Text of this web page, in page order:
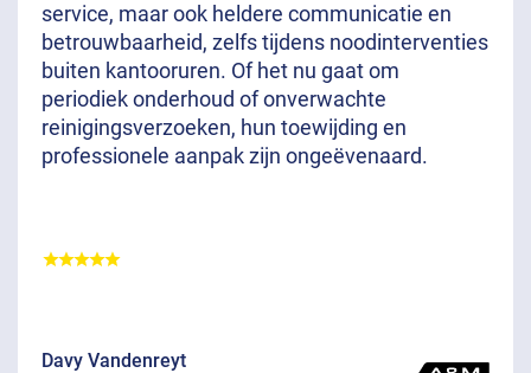
service, maar ook heldere communicatie en
betrouwbaarheid, zelfs tijdens noodinterventies
buiten kantooruren. Of het nu gaat om
periodiek onderhoud of onverwachte
reinigingsverzoeken, hun toewijding en
professionele aanpak zijn ongeëvenaard.
Davy Vandenreyt